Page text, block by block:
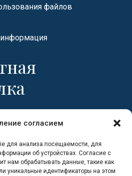
согласием
для анализа посещаемости, для
об устройствах. Согласие с
нам обрабатывать данные, такие как
уникальные идентификаторы на этом
файлов